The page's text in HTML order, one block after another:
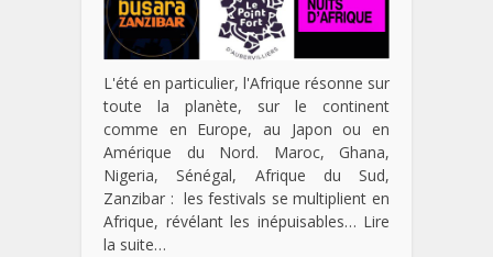
L'été en particulier, l'Afrique résonne sur
toute la planète, sur le continent
comme en Europe, au Japon ou en
Amérique du Nord. Maroc, Ghana,
Nigeria, Sénégal, Afrique du Sud,
Zanzibar : les festivals se multiplient en
Afrique, révélant les inépuisables… Lire
la suite…